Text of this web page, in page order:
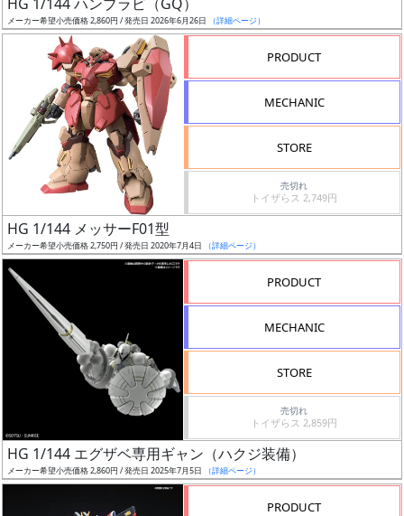
指
最
安
値
メーカー希望小売価格 2,860円 / 発売日 2026年6月26日 （詳細ページ）
PRODUCT
MECHANIC
STORE
売切れ
トイザらス 2,749円
HG 1/144 メッサーF01型
メーカー希望小売価格 2,750円 / 発売日 2020年7月4日 （詳細ページ）
PRODUCT
MECHANIC
STORE
売切れ
トイザらス 2,859円
HG 1/144 エグザベ専用ギャン（ハクジ装備）
メーカー希望小売価格 2,860円 / 発売日 2025年7月5日 （詳細ページ）
PRODUCT